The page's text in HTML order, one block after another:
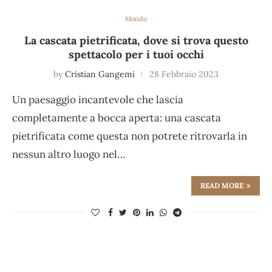
Mondo
La cascata pietrificata, dove si trova questo
spettacolo per i tuoi occhi
by Cristian Gangemi 28 Febbraio 2023
Un paesaggio incantevole che lascia
completamente a bocca aperta: una cascata
pietrificata come questa non potrete ritrovarla in
nessun altro luogo nel…
READ MORE